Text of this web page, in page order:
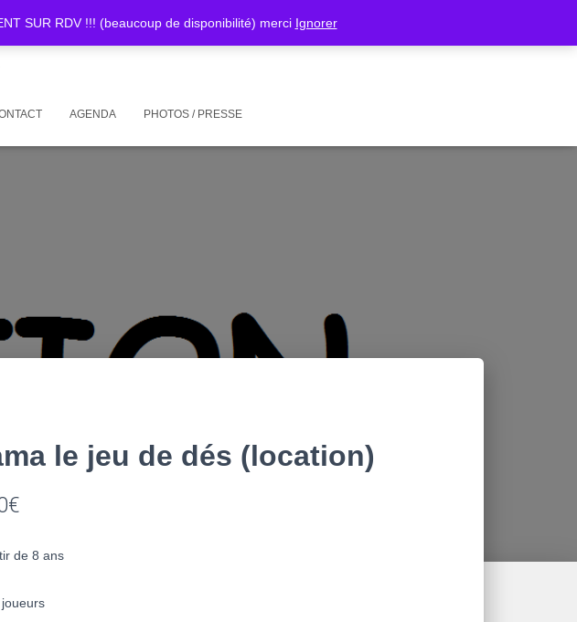
SUR RDV !!! (beaucoup de disponibilité) merci Ignorer
AGENDA PHOTOS / PRESSE
le jeu de dés (location)
€
de 8 ans